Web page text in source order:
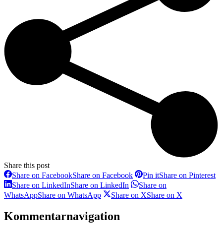
Share this post
Share on FacebookShare on Facebook Pin itShare on Pinterest
Share on LinkedInShare on LinkedIn
Share on
WhatsAppShare on WhatsApp Share on XShare on X
Kommentarnavigation